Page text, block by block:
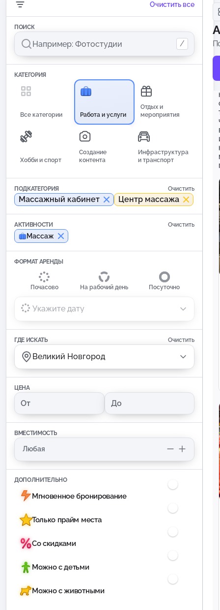
Очистить все
ПОИСК
/
КАТЕГОРИЯ
Все категории Работа и услуги
Отдых и
мероприятия
Хобби и спорт
Создание
контента
Инфраструктура
и транспорт
ПОДКАТЕГОРИЯ Очистить
Массажный кабинет Центр массажа
АКТИВНОСТИ Очистить
Массаж
ФОРМАТ АРЕНДЫ
Почасово На рабочий день Посуточно
Укажите дату
ГДЕ ИСКАТЬ Очистить
Великий Новгород
ЦЕНА
ВМЕСТИМОСТЬ
ДОПОЛНИТЕЛЬНО
Мгновенное бронирование
Только прайм места
Со скидками
Можно с детьми
Можно с животными